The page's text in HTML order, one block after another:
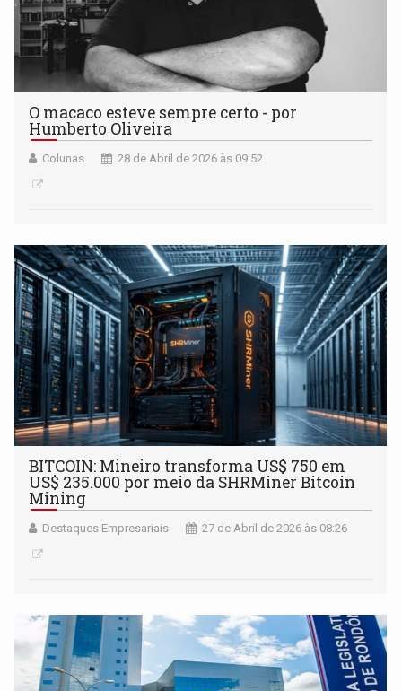
O macaco esteve sempre certo - por
Humberto Oliveira
Colunas 28 de Abril de 2026 às 09:52
BITCOIN: Mineiro transforma US$ 750 em
US$ 235.000 por meio da SHRMiner Bitcoin
Mining
Destaques Empresariais 27 de Abril de 2026 às 08:26